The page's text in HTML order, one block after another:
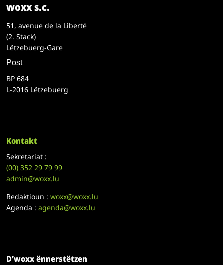
woxx s.c.
51, avenue de la Liberté
(2. Stack)
Lëtzebuerg-Gare
Post
BP 684
L-2016 Lëtzebuerg
Kontakt
Sekretariat :
(00)352 29 79 99
admin@woxx.lu
Redaktioun :woxx@woxx.lu
Agenda :agenda@woxx.lu
D’woxx ënnerstëtzen